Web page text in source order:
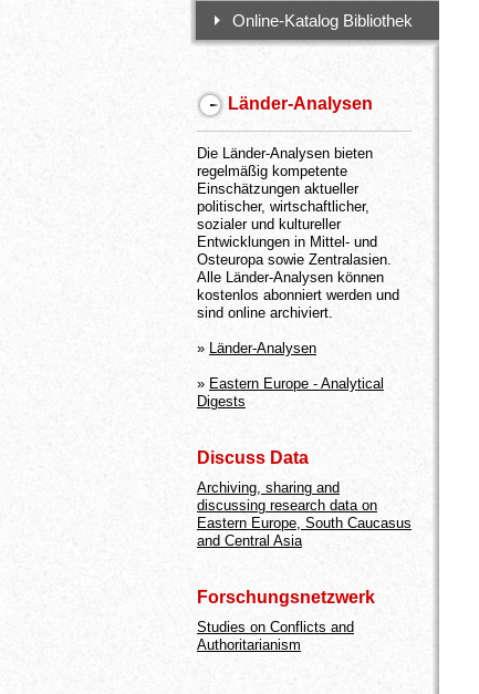
Online-Katalog Bibliothek
Länder-Analysen
Die Länder-Analysen bieten
regelmäßig kompetente
Einschätzungen aktueller
politischer, wirtschaftlicher,
sozialer und kultureller
Entwicklungen in Mittel- und
Osteuropa sowie Zentralasien.
Alle Länder-Analysen können
kostenlos abonniert werden und
sind online archiviert.
» Länder-Analysen
» Eastern Europe - Analytical
Digests
Discuss Data
Archiving, sharing and
discussing research data on
Eastern Europe, South Caucasus
and Central Asia
Forschungsnetzwerk
Studies on Conflicts and
Authoritarianism